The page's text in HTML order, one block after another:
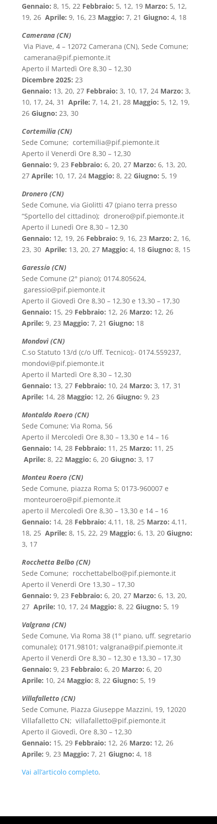
Gennaio: 8, 15, 22 Febbraio: 5, 12, 19Marzo: 5, 12,
19, 26Aprile: 9, 16, 23 Maggio: 7, 21 Giugno: 4, 18
Camerana (CN)
Via Piave, 4 – 12072 Camerana (CN), Sede Comune;
camerana@pif.piemonte.it
Aperto il Martedì Ore 8,30 – 12,30
Dicembre 2025: 23
Gennaio: 13, 20, 27 Febbraio: 3, 10, 17, 24Marzo: 3,
10, 17, 24, 31 Aprile: 7, 14, 21, 28Maggio: 5, 12, 19,
26Giugno: 23, 30
Cortemilia (CN)
Sede Comune; cortemilia@pif.piemonte.it
Aperto il Venerdì Ore 8,30 – 12,30
Gennaio: 9, 23 Febbraio: 6, 20, 27Marzo: 6, 13, 20,
27Aprile: 10, 17, 24Maggio: 8, 22Giugno: 5, 19
Dronero (CN)
Sede Comune, via Giolitti 47 (piano terra presso
“Sportello del cittadino); dronero@pif.piemonte.it
Aperto il Lunedì Ore 8,30 – 12,30
Gennaio: 12, 19, 26 Febbraio: 9, 16, 23 Marzo: 2, 16,
23, 30Aprile: 13, 20, 27Maggio: 4, 18Giugno: 8, 15
Garessio (CN)
Sede Comune (2° piano); 0174.805624,
garessio@pif.piemonte.it
Aperto il Giovedì Ore 8,30 – 12,30 e 13,30 – 17,30
Gennaio: 15, 29 Febbraio: 12, 26Marzo: 12, 26
Aprile: 9, 23 Maggio: 7, 21 Giugno: 18
Mondovì (CN)
C.so Statuto 13/d (c/o Uff. Tecnico);- 0174.559237,
mondovi@pif.piemonte.it
Aperto il Martedì Ore 8,30 – 12,30
Gennaio: 13, 27 Febbraio: 10, 24Marzo: 3, 17, 31
Aprile: 14, 28Maggio: 12, 26Giugno: 9, 23
Montaldo Roero (CN)
Sede Comune; Via Roma, 56
Aperto il Mercoledì Ore 8,30 – 13,30 e 14 – 16
Gennaio: 14, 28 Febbraio: 11, 25Marzo: 11, 25
Aprile: 8, 22Maggio: 6, 20Giugno: 3, 17
Monteu Roero (CN)
Sede Comune, piazza Roma 5; 0173-960007 e
monteuroero@pif.piemonte.it
aperto il Mercoledì Ore 8,30 – 13,30 e 14 – 16
Gennaio: 14, 28 Febbraio: 4,11, 18, 25Marzo: 4,11,
18, 25Aprile: 8, 15, 22, 29Maggio: 6, 13, 20Giugno:
3, 17
Rocchetta Belbo (CN)
Sede Comune; rocchettabelbo@pif.piemonte.it
Aperto il Venerdì Ore 13,30 – 17,30
Gennaio: 9, 23 Febbraio: 6, 20, 27Marzo: 6, 13, 20,
27Aprile: 10, 17, 24Maggio: 8, 22Giugno: 5, 19
Valgrana (CN)
Sede Comune, Via Roma 38 (1° piano, uff. segretario
comunale); 0171.98101; valgrana@pif.piemonte.it
Aperto il Venerdì Ore 8,30 – 12,30 e 13,30 – 17,30
Gennaio: 9, 23 Febbraio: 6, 20Marzo: 6, 20
Aprile: 10, 24Maggio: 8, 22Giugno: 5, 19
Villafalletto (CN)
Sede Comune, Piazza Giuseppe Mazzini, 19, 12020
Villafalletto CN; villafalletto@pif.piemonte.it
Aperto il Giovedì, Ore 8,30 – 12,30
Gennaio: 15, 29 Febbraio: 12, 26Marzo: 12, 26
Aprile: 9, 23 Maggio: 7, 21 Giugno: 4, 18
Vai all’articolo completo.